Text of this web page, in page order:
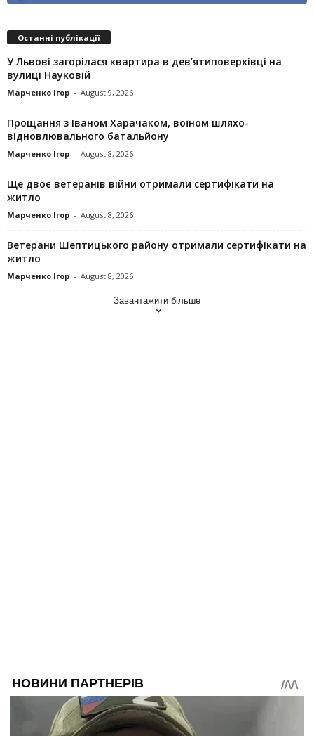
Останні публікації
У Львові загорілася квартира в дев’ятиповерхівці на
вулиці Науковій
Марченко Ігор - August 9, 2026
Прощання з Іваном Харачаком, воїном шляхо-
відновлювального батальйону
Марченко Ігор - August 8, 2026
Ще двоє ветеранів війни отримали сертифікати на
житло
Марченко Ігор - August 8, 2026
Ветерани Шептицького району отримали сертифікати на
житло
Марченко Ігор - August 8, 2026
Завантажити більше